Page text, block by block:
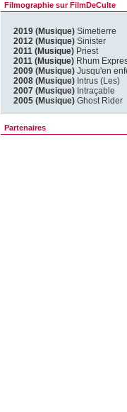
Filmographie sur FilmDeCulte
2019 (Musique) Simetierre
2012 (Musique) Sinister
2011 (Musique) Priest
2011 (Musique) Rhum
2009 (Musique) Jusqu'en
2008 (Musique) Intrus (Les)
2007 (Musique) Intraçable
2005 (Musique) Ghost Rider
Partenaires